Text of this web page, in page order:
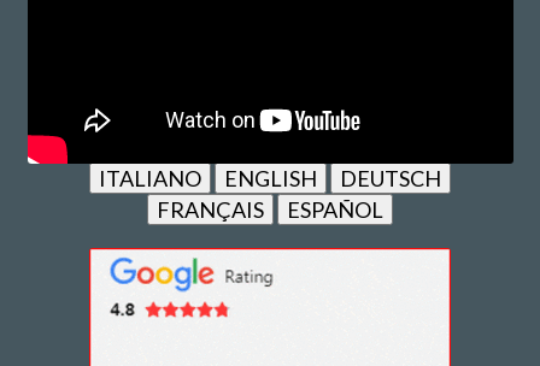
ITALIANO ENGLISH
DEUTSCH
FRANÇAIS
ESPAÑOL